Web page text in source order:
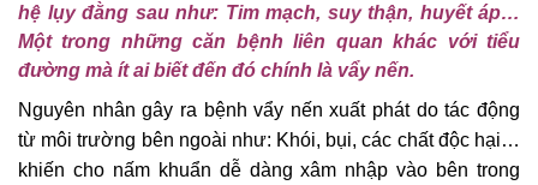
hệ lụy đằng sau như: Tim mạch, suy thận, huyết áp…
Một trong những căn bệnh liên quan khác với tiểu
đường mà ít ai biết đến đó chính là vẩy nến.
Nguyên nhân gây ra bệnh vẩy nến xuất phát do tác động
từ môi trường bên ngoài như: Khói, bụi, các chất độc hại…
khiến cho nấm khuẩn dễ dàng xâm nhập vào bên trong